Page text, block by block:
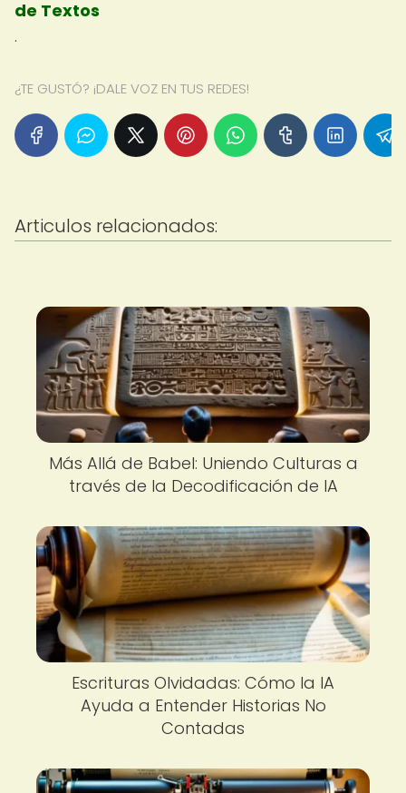
de Textos
.
¿TE GUSTÓ? ¡DALE VOZ EN TUS REDES!
Articulos relacionados:
Más Allá de Babel: Uniendo Culturas a
través de la Decodificación de IA
Escrituras Olvidadas: Cómo la IA
Ayuda a Entender Historias No
Contadas